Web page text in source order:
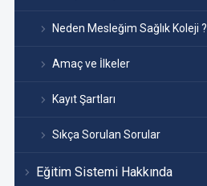
Neden Mesleğim Sağlık Koleji ?
Amaç ve İlkeler
Kayıt Şartları
Sıkça Sorulan Sorular
Eğitim Sistemi Hakkında